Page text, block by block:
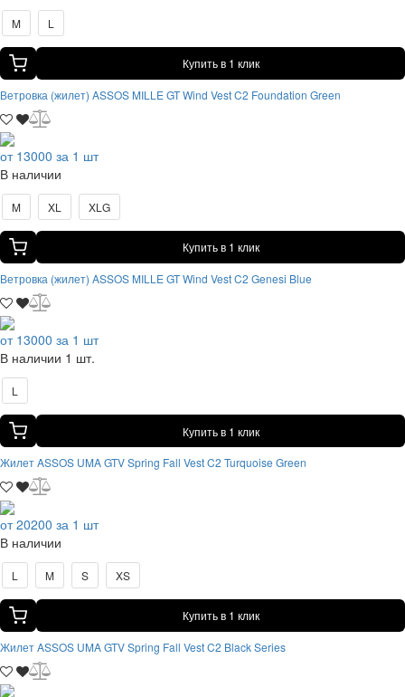
M L
Купить в 1 клик
Ветровка (жилет) ASSOS MILLE GT Wind Vest C2 Foundation Green
от 13000 за 1 шт
В наличии
M XL XLG
Купить в 1 клик
Ветровка (жилет) ASSOS MILLE GT Wind Vest C2 Genesi Blue
от 13000 за 1 шт
В наличии 1 шт.
L
Купить в 1 клик
Жилет ASSOS UMA GTV Spring Fall Vest C2 Turquoise Green
от 20200 за 1 шт
В наличии
L M S XS
Купить в 1 клик
Жилет ASSOS UMA GTV Spring Fall Vest C2 Black Series